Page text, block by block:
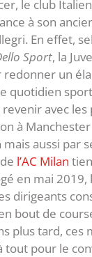
le club
à son
En effet,
Sport, la
un
quotidien
avec
à
aussi par
l’AC Milan
en mai 2019,
dirigeants
bout de
plus tard,
tout pour le